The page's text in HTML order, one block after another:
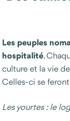
Les peuples
hospitalité.
culture et la vie
Celles-ci se
Les yourtes : le